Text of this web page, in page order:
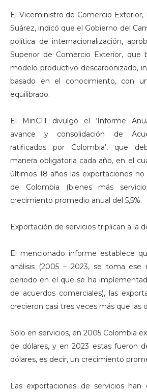
El Viceministro de Comercio Exterior,
Suárez, indicó que el Gobierno del
política de internacionalización,
Superior de Comercio Exterior, que
modelo productivo descarbonizado,
basado en el conocimiento, con
equilibrado.
El MinCIT divulgó el ‘Informe
avance y consolidación de
ratificados por Colombia’, que
manera obligatoria cada año, en el
últimos 18 años las exportaciones
de Colombia (bienes más
crecimiento promedio anual del 5,5%.
Exportación de servicios triplican a la
El mencionado informe establece
análisis (2005 – 2023, se toma ese
periodo en el que se ha
de acuerdos comerciales), las
crecieron casi tres veces más que las
Solo en servicios, en 2005 Colombia
de dólares, y en 2023 estas fueron
dólares, es decir, un crecimiento
Las exportaciones de servicios han